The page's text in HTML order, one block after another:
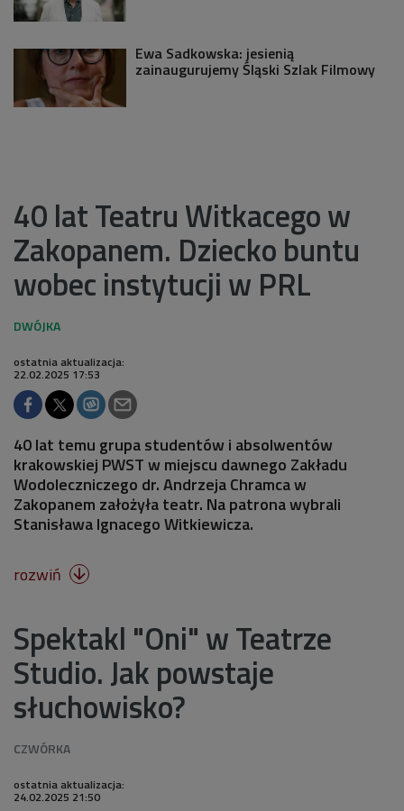
Ewa Sadkowska: jesienią
zainaugurujemy Śląski Szlak Filmowy
40 lat Teatru Witkacego w
Zakopanem. Dziecko buntu
wobec instytucji w PRL
ostatnia aktualizacja:
22.02.2025 17:53
40 lat temu grupa studentów i absolwentów
krakowskiej PWST w miejscu dawnego Zakładu
Wodoleczniczego dr. Andrzeja Chramca w
Zakopanem założyła teatr. Na patrona wybrali
Stanisława Ignacego Witkiewicza.
rozwiń 
Spektakl "Oni" w Teatrze
Studio. Jak powstaje
słuchowisko?
ostatnia aktualizacja:
24.02.2025 21:50